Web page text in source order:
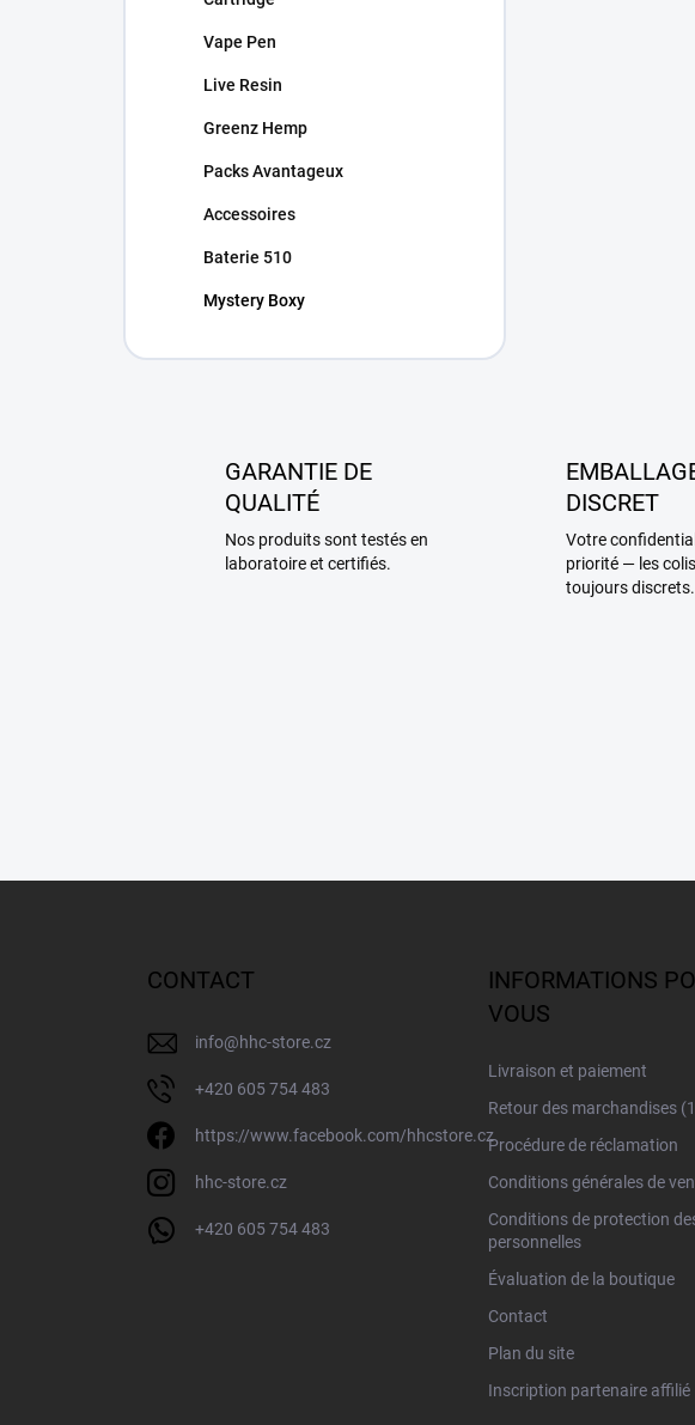
Vape Pen
Live Resin
Greenz Hemp
Packs Avantageux
Accessoires
Baterie 510
Mystery Boxy
GARANTIE DE
QUALITÉ
Nos produits sont testés en
laboratoire et certifiés.
DISCRET
Votre
priorité — les
toujours discrets.
CONTACT
info@hhc-store.cz
+420 605 754 483
https://www.facebook.com/hhcstore.cz
hhc-store.cz
+420 605 754 483
INFORMATIONS
VOUS
Livraison et paiement
Retour des marchandises
Procédure de réclamation
Conditions générales de
Conditions de protection
personnelles
Évaluation de la boutique
Contact
Plan du site
Inscription partenaire affilié